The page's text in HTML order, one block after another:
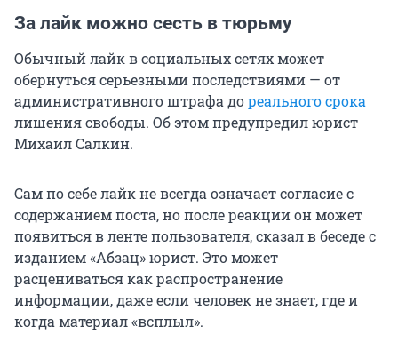
За лайк можно сесть в тюрьму
Обычный лайк в социальных сетях может
обернуться серьезными последствиями — от
административного штрафа дореального срока
лишения свободы. Об этом предупредил юрист
Михаил Салкин.
Сам по себе лайк не всегда означает согласие с
содержанием поста, но после реакции он может
появиться в ленте пользователя, сказал в беседе с
изданием «Абзац» юрист. Это может
расцениваться как распространение
информации, даже если человек не знает, где и
когда материал «всплыл».